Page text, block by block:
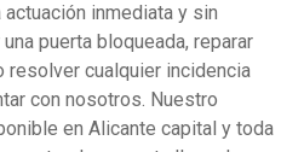
inmediata y sin
puerta bloqueada, reparar
resolver cualquier incidencia
con nosotros. Nuestro
en Alicante capital y toda